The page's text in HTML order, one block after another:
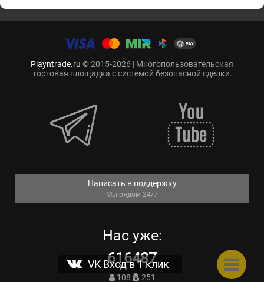
Playntrade.ru © 2015-2026 | Многопользовательская
торговая площадка с системой безопасной сделки.
Написать в поддержку
Мы рядом 24/7
Нас уже:
616487
108 251
VK Вход в 1 клик